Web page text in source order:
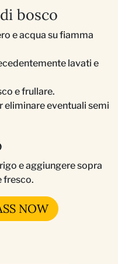
bosco
e acqua su fiamma
lavati e
e frullare.
eliminare eventuali semi
e aggiungere sopra
fresco.
NOW